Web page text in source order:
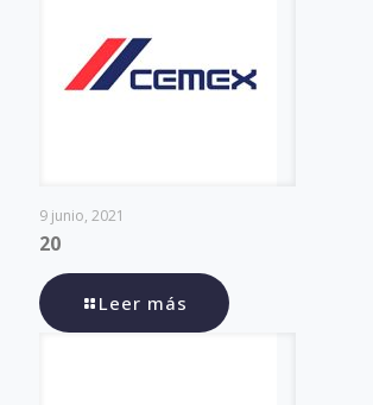
9 junio, 2021
20
Leer más